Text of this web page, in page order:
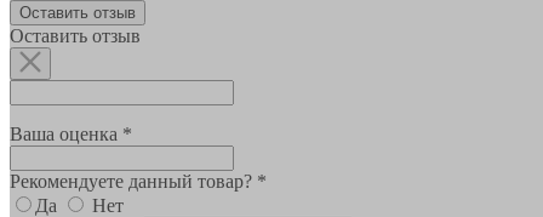
Оставить отзыв
Оставить отзыв
Ваша оценка *
Рекомендуете данный товар? *
Да
Нет